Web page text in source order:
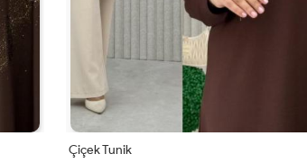
Çiçek Tunik